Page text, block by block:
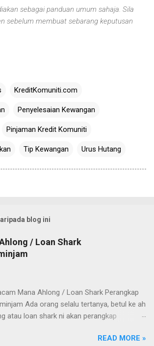
sebagai panduan umum sahaja. Sila
sebelum membuat sebarang keputusan
KreditKomuniti.com
Penyelesaian Kewangan
Pinjaman Kredit Komuniti
Tip Kewangan Urus Hutang
blog ini
/ Loan Shark
Mana Ahlong / Loan Shark Perangkap
Ada orang selalu tertanya, betul ke ah
atau loan shark ni akan perangkap
orang yang pinjam? Untuk jawabREAD MORE »